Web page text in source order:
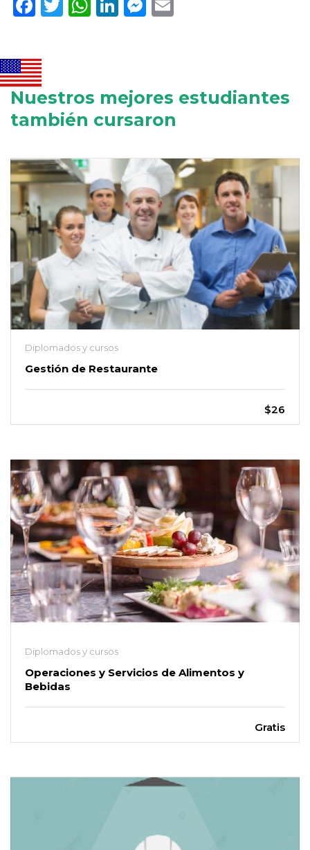
Nuestros mejores estudiantes
también cursaron
Diplomados y cursos
Gestión de Restaurante
$26
Diplomados y cursos
Operaciones y Servicios de Alimentos y
Bebidas
Gratis